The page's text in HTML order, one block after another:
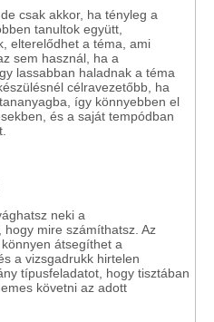
csak akkor, ha tényleg a
tanultok együtt,
elterelődhet a téma, ami
sem használ, ha a
lassabban haladnak a téma
célravezetőbb, ha
így könnyebben el
és a saját tempódban
neki a
mire számíthatsz. Az
átsegíthet a
a vizsgadrukk hirtelen
típusfeladatot, hogy tisztában
követni az adott